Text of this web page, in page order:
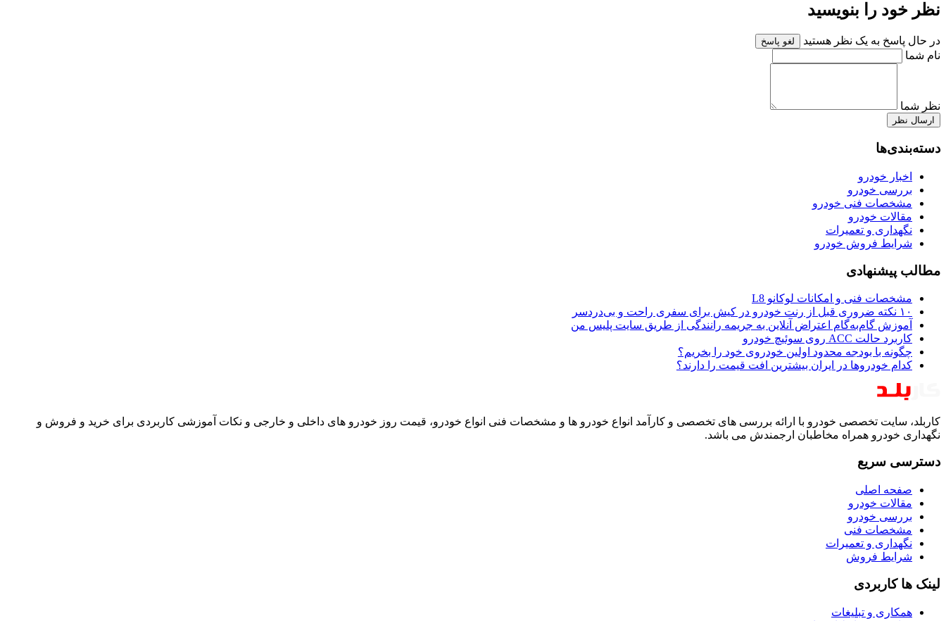
نظر خود را بنویسید
در حال پاسخ به یک نظر هستید لغو پاسخ
نام شما
نظر شما
ارسال نظر
دسته‌بندی‌ها
اخبار خودرو
بررسی خودرو
مشخصات فنی خودرو
مقالات خودرو
نگهداری و تعمیرات
شرایط فروش خودرو
مطالب پیشنهادی
مشخصات فنی و امکانات لوکانو L8
۱۰ نکته ضروری قبل از رنت خودرو در کیش برای سفری راحت و بی‌دردسر
آموزش گام‌به‌گام اعتراض آنلاین به جریمه رانندگی از طریق سایت پلیس من
کاربرد حالت ACC روی سوئیچ خودرو
چگونه با بودجه محدود اولین خودروی خود را بخریم؟
کدام خودروها در ایران بیشترین افت قیمت را دارند؟
کاربلد، سایت تخصصی خودرو با ارائه بررسی های تخصصی و کارآمد انواع خودرو ها و مشخصات فنی انواع خودرو، قیمت روز خودرو های داخلی و خارجی و نکات آموزشی کاربردی برای خرید و فروش و
نگهداری خودرو همراه مخاطبان ارجمندش می باشد.
دسترسی سریع
صفحه اصلی
مقالات خودرو
بررسی خودرو
مشخصات فنی
نگهداری و تعمیرات
شرایط فروش
لینک ها کاربردی
همکاری و تبلیغات